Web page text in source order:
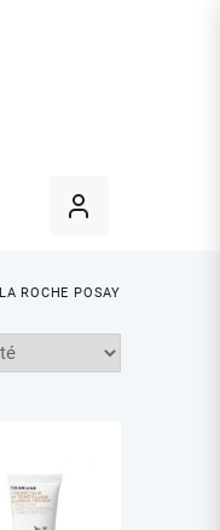
LA ROCHE POSAY